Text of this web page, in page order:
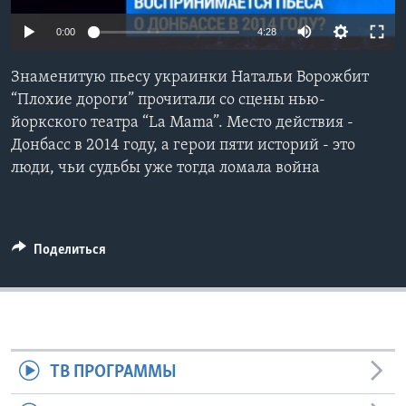
Learning English
СОЦИАЛЬНЫЕ СЕТИ
Языки
0:00 4:28
Знаменитую пьесу украинки Натальи Ворожбит
“Плохие дороги” прочитали со сцены нью-
йоркского театра “La Mama”. Место действия -
Донбасс в 2014 году, а герои пяти историй - это
люди, чьи судьбы уже тогда ломала война
Поделиться
ТВ ПРОГРАММЫ